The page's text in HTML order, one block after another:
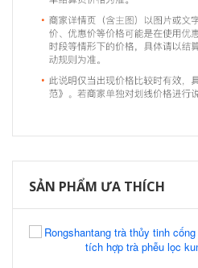
SẢN PHẨM ƯA THÍCH